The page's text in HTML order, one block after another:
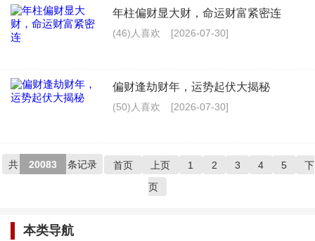
年柱偏财显大财，命运财富紧密连
(46)人喜欢 [2026-07-30]
偏财逢劫财年，运势起伏大揭秘
(50)人喜欢 [2026-07-30]
共 20083 条记录 首页 上页 1 2 3 4 5
下
页
本类导航